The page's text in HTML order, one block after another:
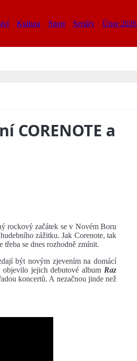
Kultura Sport Seriály Únor 2026
a
rockový začátek se v Novém Boru
zážitku. Jak Corenote, tak
se dnes rozhodně zmínit.
být novým zjevením na domácí
objevilo jejich debutové album Raz
koncertů. A nezačnou jinde než